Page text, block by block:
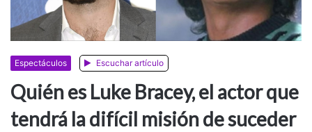
Espectáculos Escuchar artículo
Quién es Luke Bracey, el actor que
tendrá la difícil misión de suceder